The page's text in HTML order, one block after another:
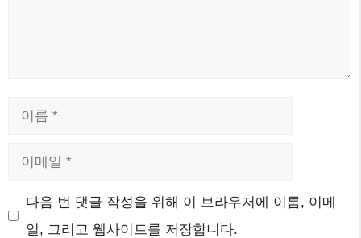
일
다음 번 댓글 작성을 위해 이 브라우저에 이름, 이메
일, 그리고 웹사이트를 저장합니다.